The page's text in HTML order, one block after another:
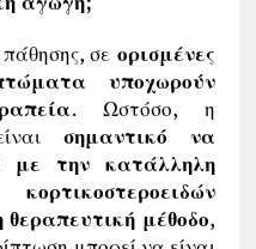
σε ορισμένες
υποχωρούν
. Ωστόσο, η
σημαντικό να
με την κατάλληλη
κορτικοστεροειδών
θεραπευτική μέθοδο,